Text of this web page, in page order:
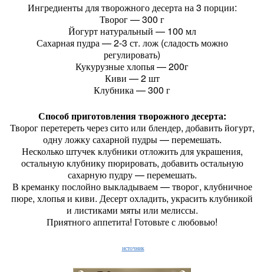
Ингредиенты для творожного десерта на 3 порции:
Творог — 300 г
Йогурт натуральный — 100 мл
Сахарная пудра — 2-3 ст. лож (сладость можно
регулировать)
Кукурузные хлопья — 200г
Киви — 2 шт
Клубника — 300 г
Способ приготовления творожного десерта:
Творог перетереть через сито или блендер, добавить йогурт,
одну ложку сахарной пудры — перемешать.
Несколько штучек клубники отложить для украшения,
остальную клубнику пюрировать, добавить остальную
сахарную пудру — перемешать.
В креманку послойно выкладываем — творог, клубничное
пюре, хлопья и киви. Десерт охладить, украсить клубникой
и листиками мяты или мелиссы.
Приятного аппетита! Готовьте с любовью!
источник